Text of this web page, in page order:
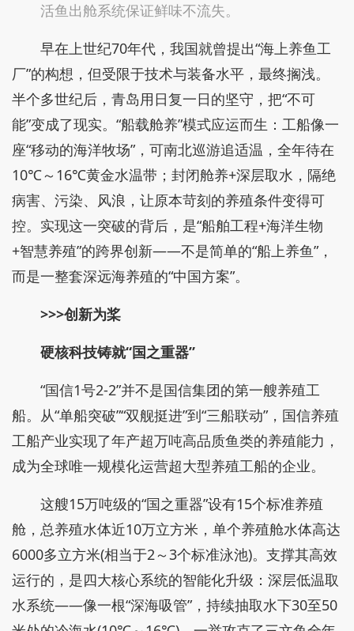
活鱼出舱系统保证鲜味不流失。
早在上世纪70年代，我国就曾提出“海上养鱼工
厂”的构想，但受限于技术与装备水平，最终搁浅。
半个多世纪后，青岛用日复一日的坚守，把“不可
能”变成了现实。“船载舱养”模式应运而生：工船像一
座“移动的海洋牧场”，可南北巡游追适温，全年待在
10℃～16℃黄金水温带；封闭舱养+深层取水，隔绝
病害、污染、风浪，让原本苛刻的养殖条件变得可
控。实现这一突破的背后，是“船舶工程+海洋生物
+智慧养殖”的跨界创新——不是简单的“船上养鱼”，
而是一整套深远海养殖的“中国方案”。
>>>创新为桨
硬核科技铸就“国之重器”
“国信1号2-2”并不是国信集团的第一艘养殖工
船。从“单船突破”“双舰挺进”到“三船联动”，国信养殖
工船产业实现了年产超万吨高品质鱼类的养殖能力，
成为全球唯一规模化运营超大型养殖工船的企业。
这艘15万吨级的“国之重器”设有15个标准养殖
舱，总养殖水体近10万立方米，单个养殖舱水体高达
6000多立方米(相当于2～3个标准泳池)。支撑其高效
运行的，是四大核心系统的智能化升级：深层低温取
水系统——像一根“深海吸管”，持续抽取水下30至50